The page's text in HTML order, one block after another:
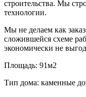
строительства. Мы
технологии.
Мы не делаем как
сложившейся схеме
экономически не
Площадь: 91м2
Тип дома: каменные